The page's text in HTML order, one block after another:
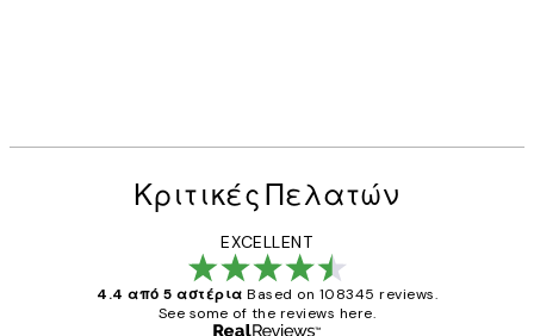
Κριτικές Πελατών
EXCELLENT
4.4 από 5 αστέρια Based on 108345 reviews.
See some of the reviews here.